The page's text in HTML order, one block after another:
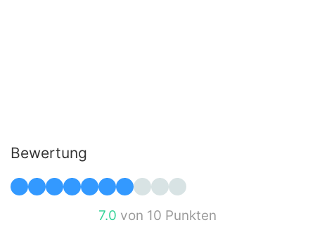
Bewertung
7.0 von 10 Punkten